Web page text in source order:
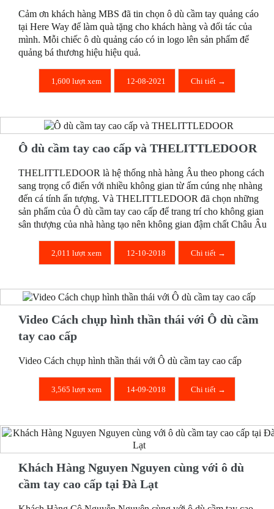
Cảm ơn khách hàng MBS đã tin chọn ô dù cầm tay quảng cáo
tại Here Way để làm quà tặng cho khách hàng và đối tác của
mình. Mỗi chiếc ô dù quảng cáo có in logo lên sản phẩm để
quảng bá thương hiệu hiệu quả.
1,600 lượt xem 12-08-2021 Chi tiết →
Ô dù cầm tay cao cấp và THELITTLEDOOR
THELITTLEDOOR là hệ thống nhà hàng Âu theo phong cách
sang trọng cổ điển với nhiều không gian từ ấm cúng nhẹ nhàng
đến cá tính ấn tượng. Và THELITTLEDOOR đã chọn những
sản phẩm của Ô dù cầm tay cao cấp để trang trí cho không gian
sân thượng của nhà hàng tạo nên không gian đậm chất Châu Âu
2,011 lượt xem 12-10-2018 Chi tiết →
Video Cách chụp hình thần thái với Ô dù cầm
tay cao cấp
Video Cách chụp hình thần thái với Ô dù cầm tay cao cấp
3,565 lượt xem 14-09-2018 Chi tiết →
Khách Hàng Nguyen Nguyen cùng với ô dù
cầm tay cao cấp tại Đà Lạt